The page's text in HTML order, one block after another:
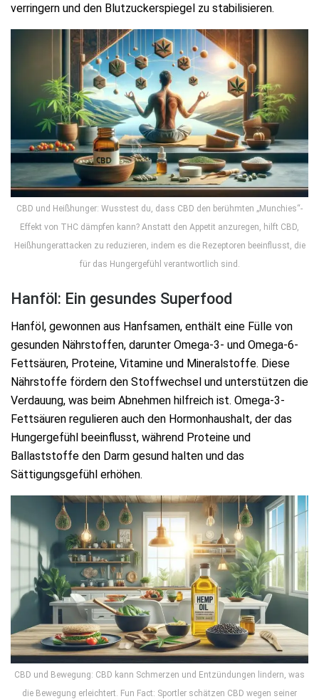
verringern und den Blutzuckerspiegel zu stabilisieren.
CBD und Heißhunger: Wusstest du, dass CBD den berühmten „Munchies“-
Effekt von THC dämpfen kann? Anstatt den Appetit anzuregen, hilft CBD,
Heißhungerattacken zu reduzieren, indem es die Rezeptoren beeinflusst, die
für das Hungergefühl verantwortlich sind.
Hanföl: Ein gesundes Superfood
Hanföl, gewonnen aus Hanfsamen, enthält eine Fülle von
gesunden Nährstoffen, darunter Omega-3- und Omega-6-
Fettsäuren, Proteine, Vitamine und Mineralstoffe. Diese
Nährstoffe fördern den Stoffwechsel und unterstützen die
Verdauung, was beim Abnehmen hilfreich ist. Omega-3-
Fettsäuren regulieren auch den Hormonhaushalt, der das
Hungergefühl beeinflusst, während Proteine und
Ballaststoffe den Darm gesund halten und das
Sättigungsgefühl erhöhen.
CBD und Bewegung: CBD kann Schmerzen und Entzündungen lindern, was
die Bewegung erleichtert. Fun Fact: Sportler schätzen CBD wegen seiner